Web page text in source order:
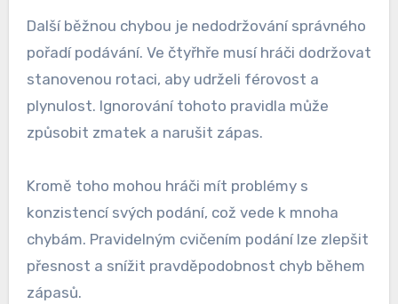
Další běžnou chybou je nedodržování správného
pořadí podávání. Ve čtyřhře musí hráči dodržovat
stanovenou rotaci, aby udrželi férovost a
plynulost. Ignorování tohoto pravidla může
způsobit zmatek a narušit zápas.
Kromě toho mohou hráči mít problémy s
konzistencí svých podání, což vede k mnoha
chybám. Pravidelným cvičením podání lze zlepšit
přesnost a snížit pravděpodobnost chyb během
zápasů.